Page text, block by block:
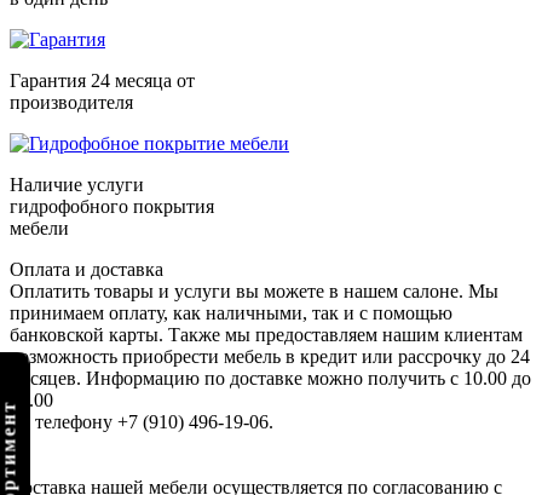
Гарантия 24 месяца от
производителя
Наличие услуги
гидрофобного покрытия
мебели
Оплата и доставка
Оплатить товары и услуги вы можете в нашем салоне. Мы
принимаем оплату, как наличными, так и с помощью
банковской карты. Также мы предоставляем нашим клиентам
возможность приобрести мебель в кредит или рассрочку до 24
месяцев. Информацию по доставке можно получить с 10.00 до
22.00
по телефону +7 (910) 496-19-06.
Доставка нашей мебели осуществляется по согласованию с